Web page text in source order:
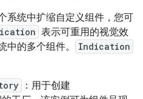
系统中扩缩自定义组件，您可
表示可重用的视觉效
的多个组件。
Indication
：用于创建